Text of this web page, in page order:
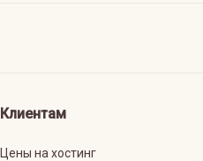
Клиентам
Цены на хостинг